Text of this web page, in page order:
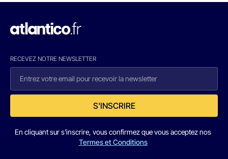
RECEVEZ NOTRE NEWSLETTER
S'INSCRIRE
En cliquant sur s'inscrire, vous confirmez que vous acceptez nos
Termes et Conditions